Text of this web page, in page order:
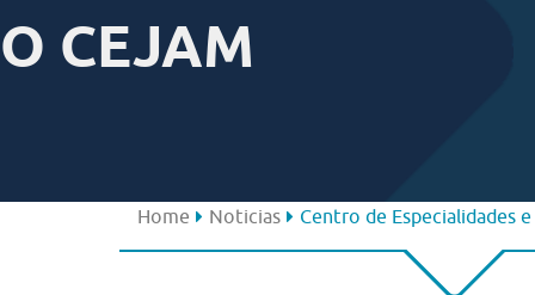
O CEJAM
Home Noticias Centro de Especialidades